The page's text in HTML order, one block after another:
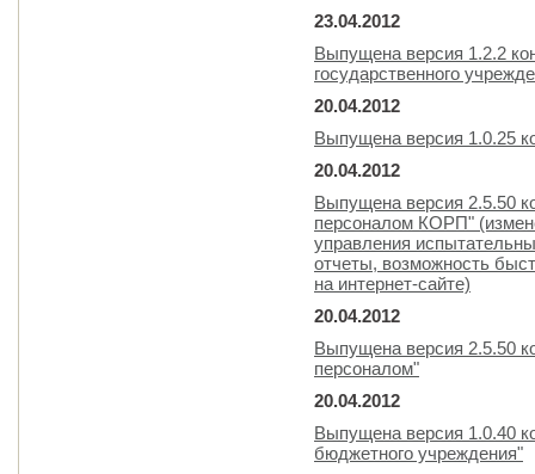
23.04.2012
Выпущена версия 1.2.2
государственного
20.04.2012
Выпущена версия 1.0.25
20.04.2012
Выпущена версия 2.5.50
персоналом КОРП"
управления
отчеты, возможность
на интернет-сайте)
20.04.2012
Выпущена версия 2.5.50
персоналом"
20.04.2012
Выпущена версия 1.0.40
бюджетного учреждения"